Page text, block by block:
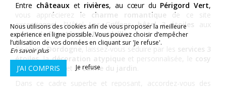
Entre châteaux et rivières, au cœur du Périgord Vert,
vous apprécierez le charme romantique de ce site
exceptionnel, l’Hôtel Les Griffons,hôtel 3 étoiles aux
portes deBrantômeàBourdeilles.
En pleineDordogne, laissez-vous séduire par les services 3
étoiles, ladécoration atypique et personnalisée, le cosy
des chambres
et le calme du jardin
Dans ce cadre superbe et reposant, accordez-vous des
Nous utilisons des cookies afin de vous proposer la meilleure
expérience en ligne possible. Vous pouvez choisir d’empêcher
l’utilisation de vos données en cliquant sur 'Je refuse'.
En savoir plus
J’AI COMPRIS Je refuse